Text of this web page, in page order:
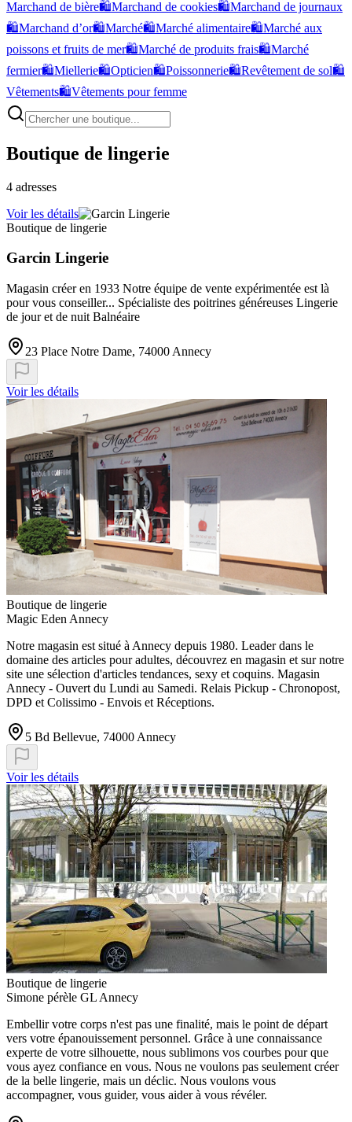
Marchand de bière🛍️Marchand de cookies🛍️Marchand de journaux
🛍️Marchand d’or🛍️Marché🛍️Marché alimentaire🛍️Marché aux
poissons et fruits de mer🛍️Marché de produits frais🛍️Marché
fermier🛍️Miellerie🛍️Opticien🛍️Poissonnerie🛍️Revêtement de sol🛍️
Vêtements🛍️Vêtements pour femme
Boutique de lingerie
4 adresses
Voir les détails
Boutique de lingerie
Garcin Lingerie
Magasin créer en 1933 Notre équipe de vente expérimentée est là
pour vous conseiller... Spécialiste des poitrines généreuses Lingerie
de jour et de nuit Balnéaire
23 Place Notre Dame, 74000 Annecy
Voir les détails
Boutique de lingerie
Magic Eden Annecy
Notre magasin est situé à Annecy depuis 1980. Leader dans le
domaine des articles pour adultes, découvrez en magasin et sur notre
site une sélection d'articles tendances, sexy et coquins. Magasin
Annecy - Ouvert du Lundi au Samedi. Relais Pickup - Chronopost,
DPD et Colissimo - Envois et Réceptions.
5 Bd Bellevue, 74000 Annecy
Voir les détails
Boutique de lingerie
Simone pérèle GL Annecy
Embellir votre corps n'est pas une finalité, mais le point de départ
vers votre épanouissement personnel. Grâce à une connaissance
experte de votre silhouette, nous sublimons vos courbes pour que
vous ayez confiance en vous. Nous ne voulons pas seulement créer
de la belle lingerie, mais un déclic. Nous voulons vous
accompagner, vous guider, vous aider à vous révéler.